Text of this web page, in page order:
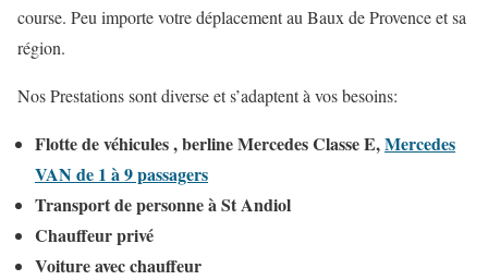
course. Peu importe votre déplacement au Baux de Provence et sa
région.
Nos Prestations sont diverse et s’adaptent à vos besoins:
Flotte de véhicules , berline Mercedes Classe E,Mercedes
VAN de 1 à 9 passagers
Transport de personne à St Andiol
Chauffeur privé
Voiture avec chauffeur